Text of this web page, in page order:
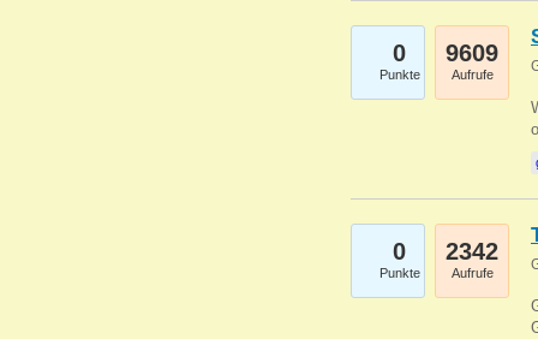
0
Punkte
9609
Aufrufe
0
Punkte
2342
Aufrufe